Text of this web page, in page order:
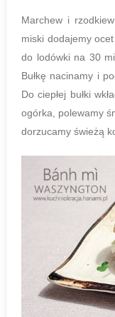
Marchew i
miski dodajemy
do lodówki na 30
Bułkę nacinamy i
Do ciepłej bułki
ogórka, polewamy
dorzucamy świeżą